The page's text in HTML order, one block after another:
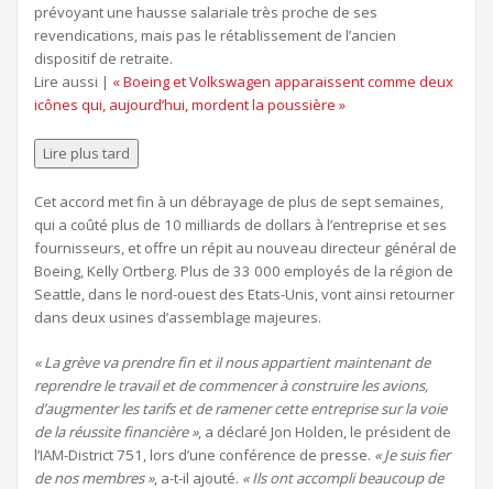
prévoyant une hausse salariale très proche de ses
revendications, mais pas le rétablissement de l’ancien
dispositif de retraite.
Lire aussi | Article
réservé
nos
abonnés
« Boeing et Volkswagen apparaissent comme deux
icônes qui, aujourd’hui, mordent la poussière »
Lire plus tard
Cet accord met fin à un débrayage de plus de sept semaines,
qui a coûté plus de 10 milliards de dollars à l’entreprise et ses
fournisseurs, et offre un répit au nouveau directeur général de
Boeing, Kelly Ortberg. Plus de 33 000 employés de la région de
Seattle, dans le nord-ouest des Etats-Unis, vont ainsi retourner
dans deux usines d’assemblage majeures.
« La grève va prendre fin et il nous appartient maintenant de
reprendre le travail et de commencer à construire les avions,
d’augmenter les tarifs et de ramener cette entreprise sur la voie
de la réussite financière », a déclaré Jon Holden, le président de
l’IAM-District 751, lors d’une conférence de presse. « Je suis fier
de nos membres », a-t-il ajouté. « Ils ont accompli beaucoup de